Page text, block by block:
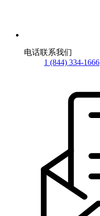
电话联系我们
1 (844) 334-1666